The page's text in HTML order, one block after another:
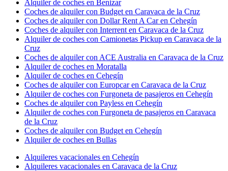
Alquiler de coches en Benizar
Coches de alquiler con Budget en Caravaca de la Cruz
Coches de alquiler con Dollar Rent A Car en Cehegín
Coches de alquiler con Interrent en Caravaca de la Cruz
Alquiler de coches con Camionetas Pickup en Caravaca de la
Cruz
Coches de alquiler con ACE Australia en Caravaca de la Cruz
Alquiler de coches en Moratalla
Alquiler de coches en Cehegín
Coches de alquiler con Europcar en Caravaca de la Cruz
Alquiler de coches con Furgoneta de pasajeros en Cehegín
Coches de alquiler con Payless en Cehegín
Alquiler de coches con Furgoneta de pasajeros en Caravaca
de la Cruz
Coches de alquiler con Budget en Cehegín
Alquiler de coches en Bullas
Alquileres vacacionales en Cehegín
Alquileres vacacionales en Caravaca de la Cruz